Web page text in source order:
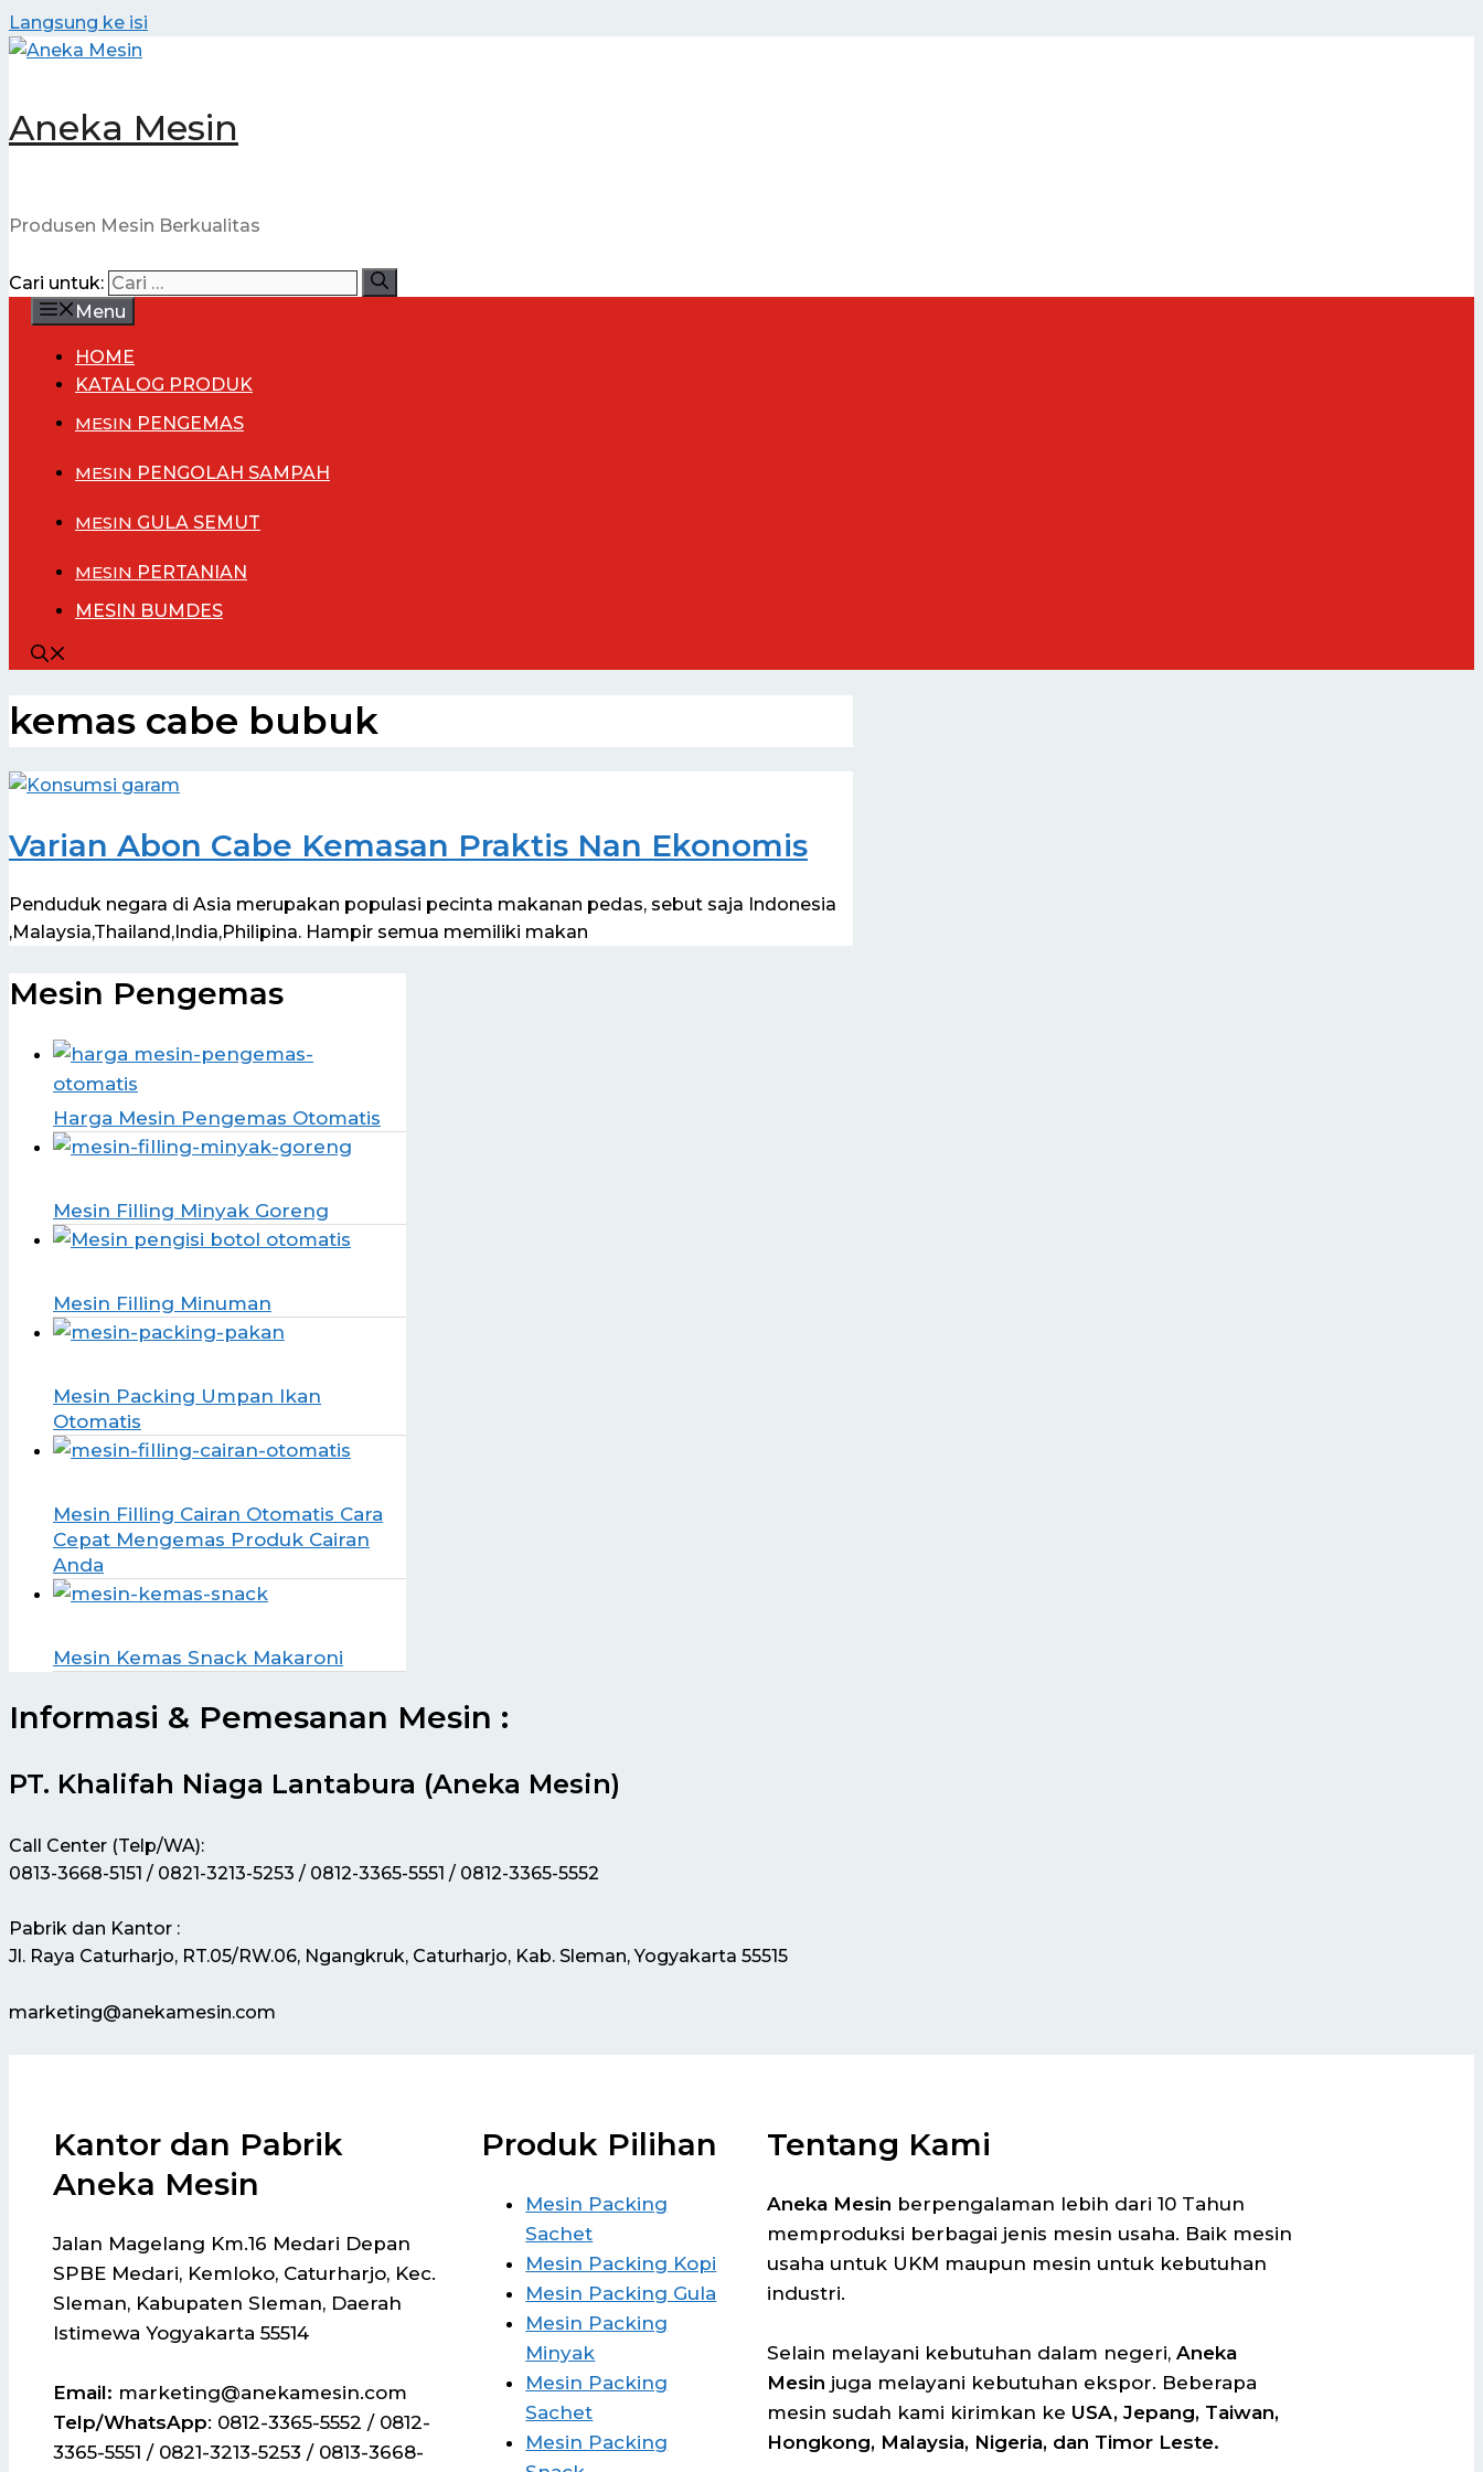
Langsung ke isi
Aneka Mesin
Produsen Mesin Berkualitas
Cari untuk:
Menu
HOME
KATALOG PRODUK
MESIN PENGEMAS
MESIN PENGOLAH SAMPAH
MESIN GULA SEMUT
MESIN PERTANIAN
MESIN BUMDES
kemas cabe bubuk
Varian Abon Cabe Kemasan Praktis Nan Ekonomis
Penduduk negara di Asia merupakan populasi pecinta makanan pedas, sebut saja Indonesia
,Malaysia,Thailand,India,Philipina. Hampir semua memiliki makan
Mesin Pengemas
Harga Mesin Pengemas Otomatis
Mesin Filling Minyak Goreng
Mesin Filling Minuman
Mesin Packing Umpan Ikan
Otomatis
Mesin Filling Cairan Otomatis Cara
Cepat Mengemas Produk Cairan
Anda
Mesin Kemas Snack Makaroni
Informasi & Pemesanan Mesin :
PT. Khalifah Niaga Lantabura (Aneka Mesin)
Call Center (Telp/WA):
0813-3668-5151 / 0821-3213-5253 / 0812-3365-5551 / 0812-3365-5552
Pabrik dan Kantor :
Jl. Raya Caturharjo, RT.05/RW.06, Ngangkruk, Caturharjo, Kab. Sleman, Yogyakarta 55515
marketing@anekamesin.com
Kantor dan Pabrik
Aneka Mesin
Jalan Magelang Km.16 Medari Depan
SPBE Medari, Kemloko, Caturharjo, Kec.
Sleman, Kabupaten Sleman, Daerah
Istimewa Yogyakarta 55514
Email: marketing@anekamesin.com
Telp/WhatsApp: 0812-3365-5552 / 0812-
3365-5551 / 0821-3213-5253 / 0813-3668-
Produk Pilihan
Mesin Packing
Sachet
Mesin Packing Kopi
Mesin Packing Gula
Mesin Packing
Minyak
Mesin Packing
Sachet
Mesin Packing
Tentang Kami
Aneka Mesin berpengalaman lebih dari 10 Tahun
memproduksi berbagai jenis mesin usaha. Baik mesin
usaha untuk UKM maupun mesin untuk kebutuhan
industri.
Selain melayani kebutuhan dalam negeri,Aneka
Mesin juga melayani kebutuhan ekspor. Beberapa
mesin sudah kami kirimkan ke USA, Jepang, Taiwan,
Hongkong, Malaysia, Nigeria, dan Timor Leste.